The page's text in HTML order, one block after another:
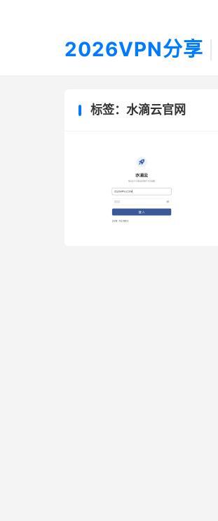
2026VPN分享
标签：水滴云官网